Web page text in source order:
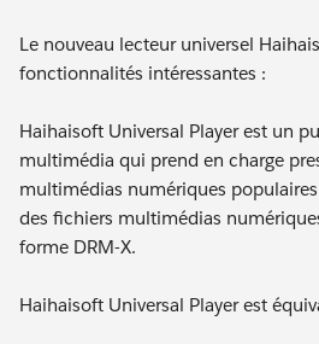
Le nouveau lecteur universel
fonctionnalités intéressantes :
Haihaisoft Universal Player est un
multimédia qui prend en charge
multimédias numériques
des fichiers multimédias
forme DRM-X.
Haihaisoft Universal Player est